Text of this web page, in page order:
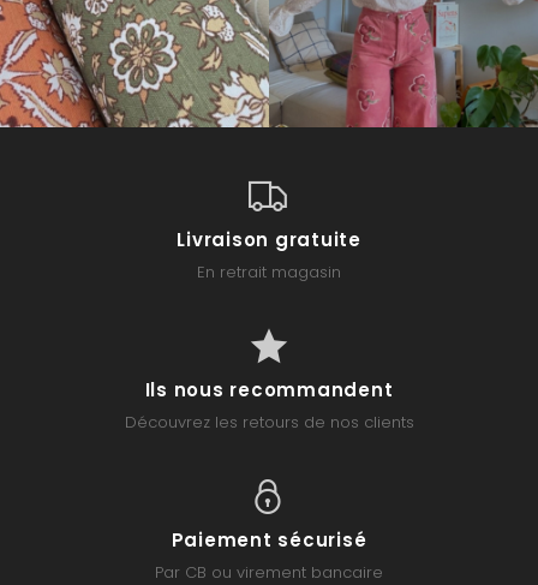
Livraison gratuite
En retrait magasin
Ils nous recommandent
Découvrez les retours de nos clients
Paiement sécurisé
Par CB ou virement bancaire